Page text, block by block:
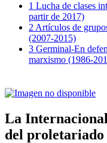
1 Lucha de clases
partir de 2017)
2 Artículos de
(2007-2015)
3 Germinal-En
marxismo (1986-
La
del proletariado